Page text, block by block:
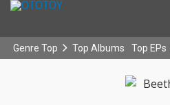
Genre Top Top Albums Top EPs